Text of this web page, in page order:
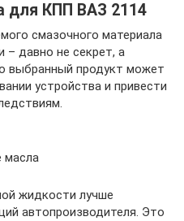
для КПП ВАЗ 2114
смазочного материала
– давно не секрет, а
выбранный продукт может
устройства и привести
масла
жидкости лучше
автопроизводителя. Это